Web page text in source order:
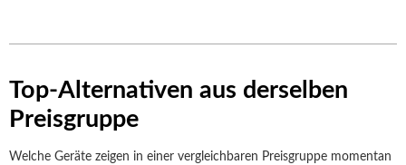
Top-Alternativen aus derselben
Preisgruppe
Welche Geräte zeigen in einer vergleichbaren Preisgruppe momentan